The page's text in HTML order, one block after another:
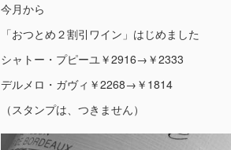
今月から
「おつとめ２割引ワイン」はじめました
シャトー・プピーユ￥2916→￥2333
デルメロ・ガヴィ￥2268→￥1814
（スタンプは、つきません）